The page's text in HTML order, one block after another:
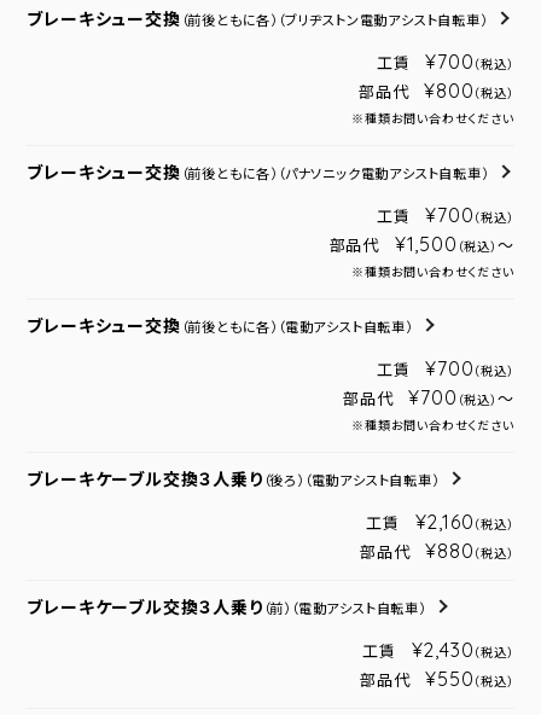
ブレーキシュー交換 （前後ともに各） （ブリヂストン電動アシスト自転車）
工賃 ¥700 （税込）
部品代 ¥800 （税込）
※種類お問い合わせください
ブレーキシュー交換 （前後ともに各） （パナソニック電動アシスト自転車）
工賃 ¥700 （税込）
部品代 ¥1,500 （税込） ～
※種類お問い合わせください
ブレーキシュー交換 （前後ともに各） （電動アシスト自転車）
工賃 ¥700 （税込）
部品代 ¥700 （税込） ～
※種類お問い合わせください
ブレーキケーブル交換３人乗り （後ろ） （電動アシスト自転車）
工賃 ¥2,160 （税込）
部品代 ¥880 （税込）
ブレーキケーブル交換３人乗り （前） （電動アシスト自転車）
工賃 ¥2,430 （税込）
部品代 ¥550 （税込）